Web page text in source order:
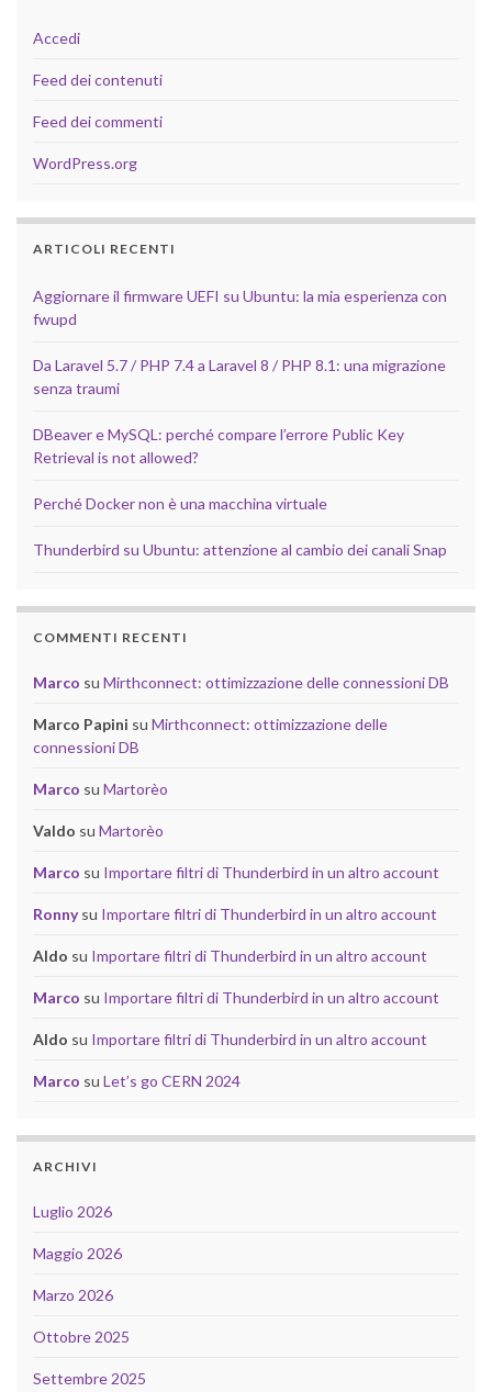
Accedi
Feed dei contenuti
Feed dei commenti
WordPress.org
ARTICOLI RECENTI
Aggiornare il firmware UEFI su Ubuntu: la mia esperienza con
fwupd
Da Laravel 5.7 / PHP 7.4 a Laravel 8 / PHP 8.1: una migrazione
senza traumi
DBeaver e MySQL: perché compare l’errore Public Key
Retrieval is not allowed?
Perché Docker non è una macchina virtuale
Thunderbird su Ubuntu: attenzione al cambio dei canali Snap
COMMENTI RECENTI
Marco su Mirthconnect: ottimizzazione delle connessioni DB
Marco Papini su Mirthconnect: ottimizzazione delle
connessioni DB
Marco su Martorèo
Valdo su Martorèo
Marco su Importare filtri di Thunderbird in un altro account
Ronnysu Importare filtri di Thunderbird in un altro account
Aldo su Importare filtri di Thunderbird in un altro account
Marco su Importare filtri di Thunderbird in un altro account
Aldo su Importare filtri di Thunderbird in un altro account
Marco su Let’s go CERN 2024
ARCHIVI
Luglio 2026
Maggio 2026
Marzo 2026
Ottobre 2025
Settembre 2025